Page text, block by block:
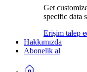
Get
specific data
Erişim talep
Hakkımızda
Abonelik al